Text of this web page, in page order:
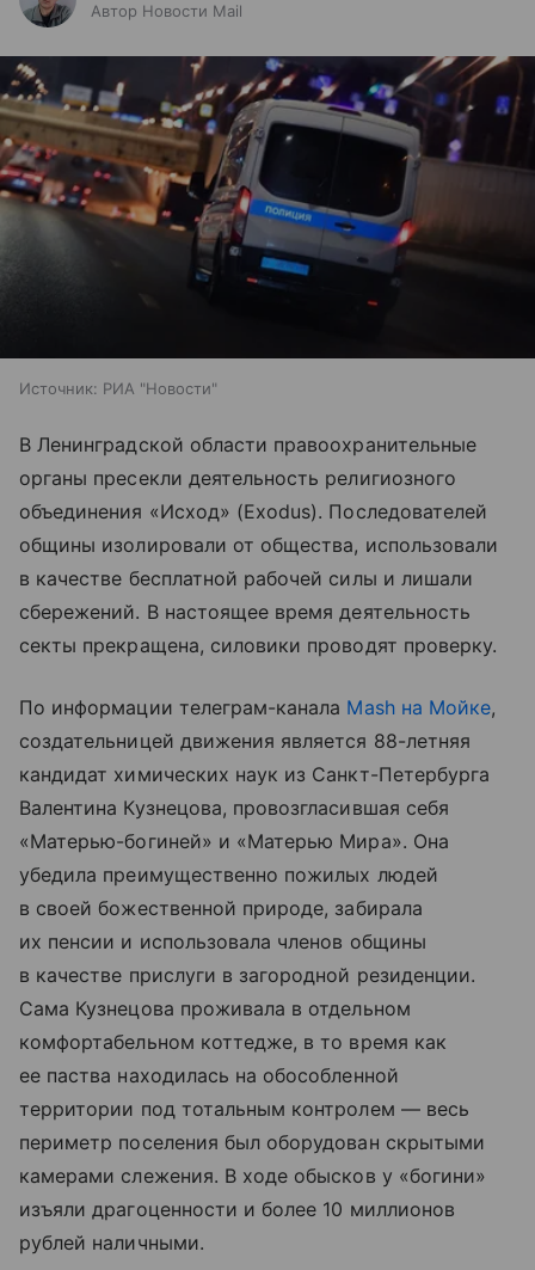
Автор Новости Mail
Источник: РИА "Новости"
В Ленинградской области правоохранительные
органы пресекли деятельность религиозного
объединения «Исход» (Exodus). Последователей
общины изолировали от общества, использовали
в качестве бесплатной рабочей силы и лишали
сбережений. В настоящее время деятельность
секты прекращена, силовики проводят проверку.
По информации телеграм-канала Mash на Мойке,
создательницей движения является 88-летняя
кандидат химических наук из Санкт-Петербурга
Валентина Кузнецова, провозгласившая себя
«Матерью-богиней» и «Матерью Мира». Она
убедила преимущественно пожилых людей
в своей божественной природе, забирала
их пенсии и использовала членов общины
в качестве прислуги в загородной резиденции.
Сама Кузнецова проживала в отдельном
комфортабельном коттедже, в то время как
ее паства находилась на обособленной
территории под тотальным контролем — весь
периметр поселения был оборудован скрытыми
камерами слежения. В ходе обысков у «богини»
изъяли драгоценности и более 10 миллионов
рублей наличными.